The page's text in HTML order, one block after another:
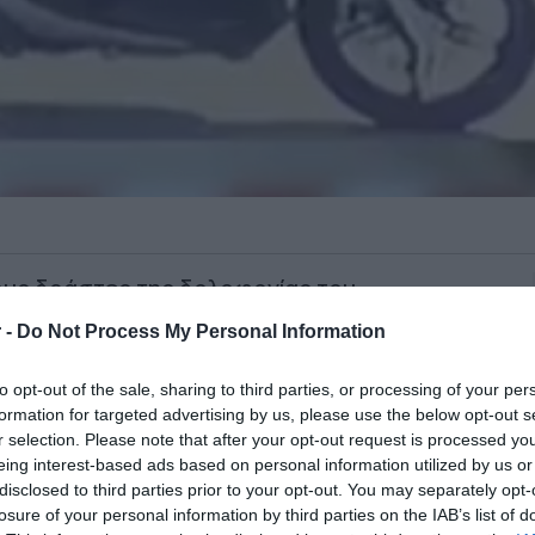
- Do Not Process My Personal Information
opt-out of the sale, sharing to third parties, or processing of your
for targeted advertising by us, please use the below opt-out
selection. Please note that after your opt-out request is processed
interest-based ads based on personal information utilized by us
to third parties prior to your opt-out. You may separately
of your personal information by third parties on the IAB’s list of
δράστες της δολοφονίας του
μέσα από τηντηλεόραση του
βρίσκονται στο μικροσκόπιο των
που έχουν ήδη ληφθεί.
του ΑΝΤ1, το πρώτο λεπτό
πυροβολήσει τον δημοσιογράφο. Η
κατέγραψε τους δράστες βρίσκεται